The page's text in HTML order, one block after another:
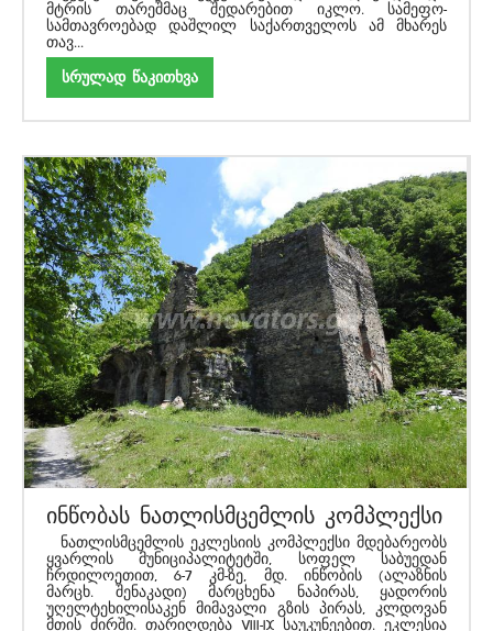
მტრის თარეშმაც შედარებით იკლო. სამეფო-
სამთავროებად დაშლილ საქართველოს ამ მხარეს
თავ...
სრულად წაკითხვა
ინწობას ნათლისმცემლის კომპლექსი
ნათლისმცემლის ეკლესიის კომპლექსი მდებარეობს
ყვარლის მუნიციპალიტეტში, სოფელ საბუედან
ჩრდილოეთით, 6-7 კმ-ზე, მდ. ინწობის (ალაზნის
მარცხ. შენაკადი) მარცხენა ნაპირას, ყადორის
უღელტეხილისაკენ მიმავალი გზის პირას, კლდოვან
მთის ძირში. თარიღდება VIII-IX საუკუნეებით. ეკლესია